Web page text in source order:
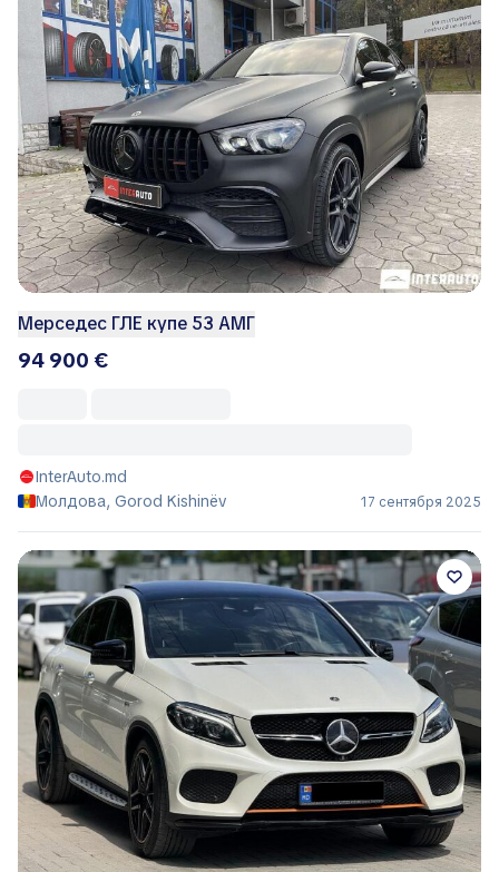
Мерседес ГЛЕ купе 53 АМГ
94 900 €
InterAuto.md
Молдова, Gorod Kishinëv
17 сентября 2025